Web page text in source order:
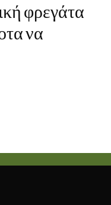
φρεγάτα
να